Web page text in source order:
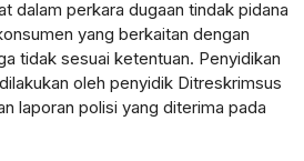
dalam perkara dugaan tindak pidana
yang berkaitan dengan
tidak sesuai ketentuan. Penyidikan
oleh penyidik Ditreskrimsus
laporan polisi yang diterima pada